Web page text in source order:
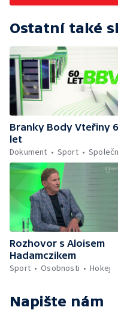
Ostatní také
Branky Body Vteřiny
let
Dokument
Sport
Rozhovor s Aloisem
Hadamczikem
Sport
Osobnosti Hokej
Napište nám